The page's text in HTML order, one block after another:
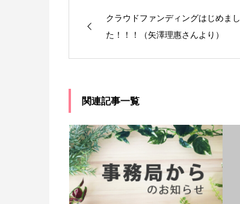
クラウドファンディングはじめまし
た！！！（矢澤理惠さんより）
関連記事一覧